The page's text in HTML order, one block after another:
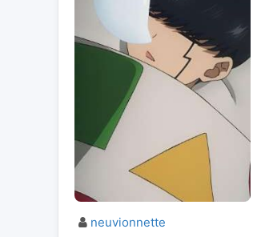
neuvionnette